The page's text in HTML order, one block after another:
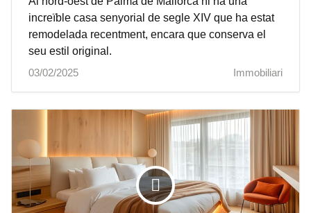
increïble casa senyorial de segle XIV que ha estat
remodelada recentment, encara que conserva el
seu estil original.
03/02/2025
Immobiliari